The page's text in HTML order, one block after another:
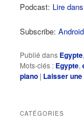
Podcast: Lire
Subscribe:Android
Publié dans Egypte
Mots-clés : Egypte,
piano | Laisser
CATÉGORIES